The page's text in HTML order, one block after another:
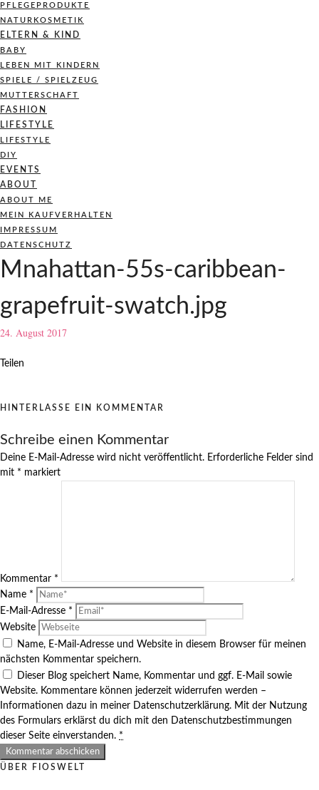
PFLEGEPRODUKTE
NATURKOSMETIK
ELTERN & KIND
BABY
LEBEN MIT KINDERN
SPIELE / SPIELZEUG
MUTTERSCHAFT
FASHION
LIFESTYLE
LIFESTYLE
DIY
EVENTS
ABOUT
ABOUT ME
MEIN KAUFVERHALTEN
IMPRESSUM
DATENSCHUTZ
Mnahattan-55s-caribbean-
grapefruit-swatch.jpg
24. August 2017
Teilen
HINTERLASSE EIN KOMMENTAR
Schreibe einen Kommentar
Deine E-Mail-Adresse wird nicht veröffentlicht. Erforderliche Felder sind
mit * markiert
Kommentar *
Name *
E-Mail-Adresse *
Website
Name, E-Mail-Adresse und Website in diesem Browser für meinen
nächsten Kommentar speichern.
Dieser Blog speichert Name, Kommentar und ggf. E-Mail sowie
Website. Kommentare können jederzeit widerrufen werden –
Informationen dazu in meiner Datenschutzerklärung. Mit der Nutzung
des Formulars erklärst du dich mit den Datenschutzbestimmungen
dieser Seite einverstanden. *
ÜBER FIOSWELT